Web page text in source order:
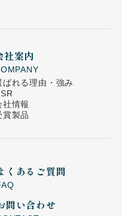
社案内
ばれる理由・強み
社情報
賞製品
くあるご質問
問い合わせ